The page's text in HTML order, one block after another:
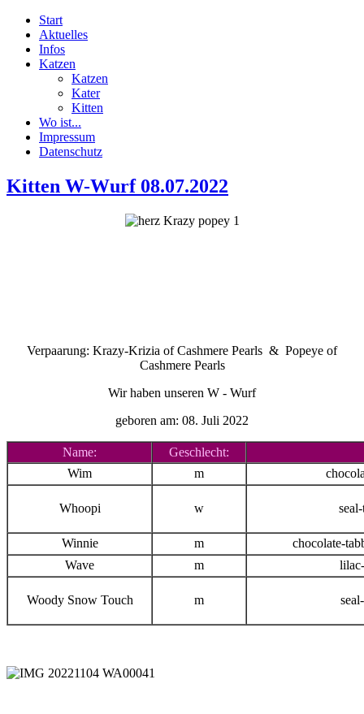
Start
Aktuelles
Infos
Katzen
Katzen
Kater
Kitten
Wo ist...
Impressum
Datenschutz
Kitten W-Wurf 08.07.2022
Verpaarung: Krazy-Krizia of Cashmere Pearls & Popeye of
Cashmere Pearls
Wir haben unseren W - Wurf
geboren am: 08. Juli 2022
Name:
Geschlecht:
Wim
m
Whoopi w
Winnie m
chocolate-
Wave
m
Woody Snow Touch m